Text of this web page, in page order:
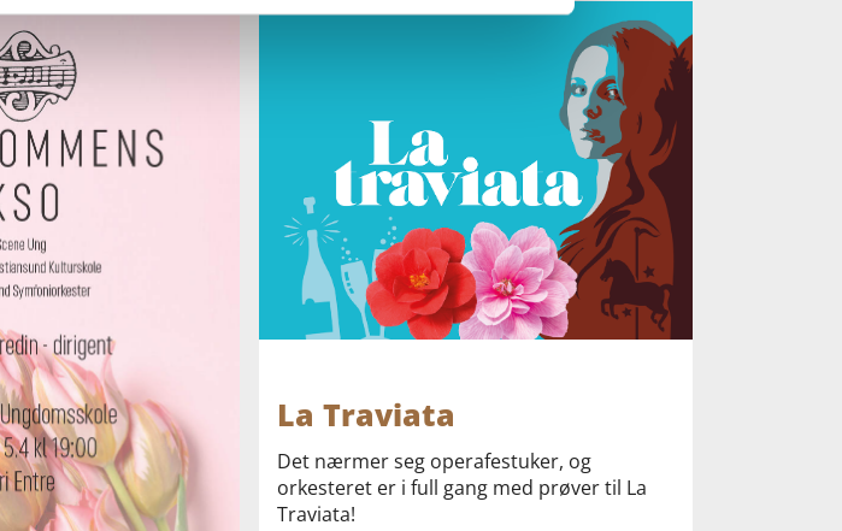
La Traviata
Det nærmer seg operafestuker, og
orkesteret er i full gang med prøver til La
Traviata!